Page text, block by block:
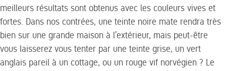
meilleurs résultats sont obtenus avec les couleurs vives et
fortes. Dans nos contrées, une teinte noire mate rendra très
bien sur une grande maison à l’extérieur, mais peut-être
vous laisserez vous tenter par une teinte grise, un vert
anglais pareil à un cottage, ou un rouge vif norvégien ? Le